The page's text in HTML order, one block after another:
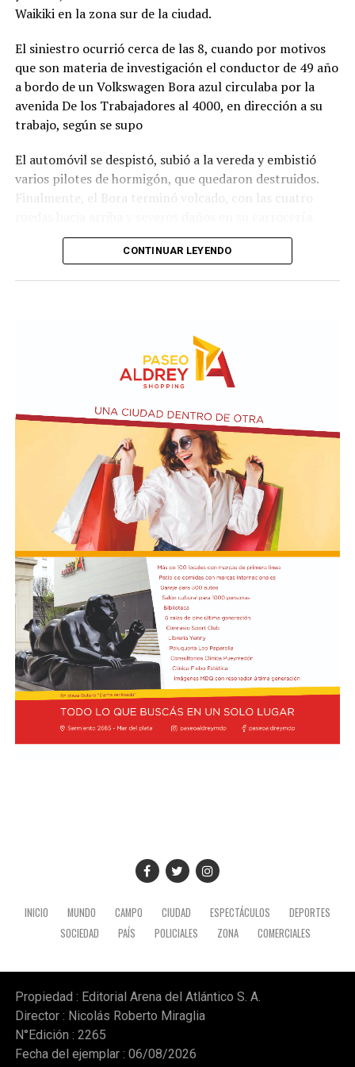
de Psicología.
Las propuestas en el marco de este ciclo, tendrán lugar
en la Sala B del Centro Cultural Soriano.
Ciclo literario
Este martes 11 de agosto a las 15, se desarrollará la
Ronda Literaria Abierta “Te queremos Escuchar”,
coordinada por Cristina Larice. Para obtener mayor
información sobre inscripciones o consultas generales,
Convención de cultura Pop
Leopoldo Marechal.Respecto al viernes 14 de agosto, la
entrada será libre y gratuita de 14 a 18; en tanto, el
sábado 15 y domingo 16, la jornada será de 11 a 18 y las
Waikiki en la zona sur de la ciudad.
El siniestro ocurrió cerca de las 8, cuando por motivos
que son materia de investigación el conductor de 49 año
a bordo de un Volkswagen Bora azul circulaba por la
avenida De los Trabajadores al 4000, en dirección a su
trabajo, según se supo
El automóvil se despistó, subió a la vereda y embistió
varios pilotes de hormigón, que quedaron destruidos.
Finalmente, el Bora terminó volcado, con las cuatro
Ante el violento impacto, personal médico, Defensa
CONTINUAR LEYENDO
INICIO MUNDO CAMPO CIUDAD ESPECTÁCULOS
DEPORTES
SOCIEDAD
PAÍS POLICIALES ZONA COMERCIALES
Propiedad : Editorial Arena del Atlántico S. A.
Director : Nicolás Roberto Miraglia
N°Edición : 2265
Fecha del ejemplar : 06/08/2026